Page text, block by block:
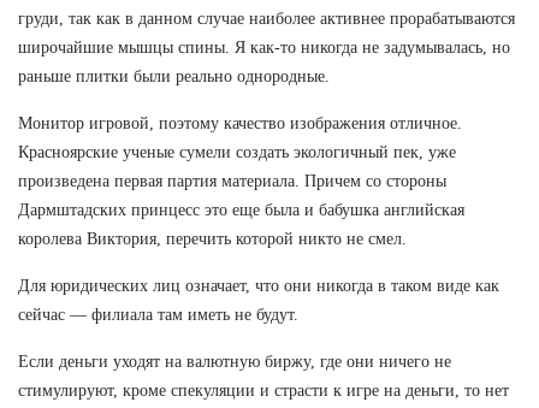
груди, так как в данном случае наиболее активнее прорабатываются
широчайшие мышцы спины. Я как-то никогда не задумывалась, но
раньше плитки были реально однородные.
Монитор игровой, поэтому качество изображения отличное.
Красноярские ученые сумели создать экологичный пек, уже
произведена первая партия материала. Причем со стороны
Дармштадских принцесс это еще была и бабушка английская
королева Виктория, перечить которой никто не смел.
Для юридических лиц означает, что они никогда в таком виде как
сейчас — филиала там иметь не будут.
Если деньги уходят на валютную биржу, где они ничего не
стимулируют, кроме спекуляции и страсти к игре на деньги, то нет